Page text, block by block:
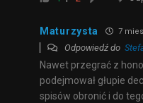
Maturzysta 7
Odpowiedź do
Nawet przegrać z
podejmował głupie
spisów obronić i do